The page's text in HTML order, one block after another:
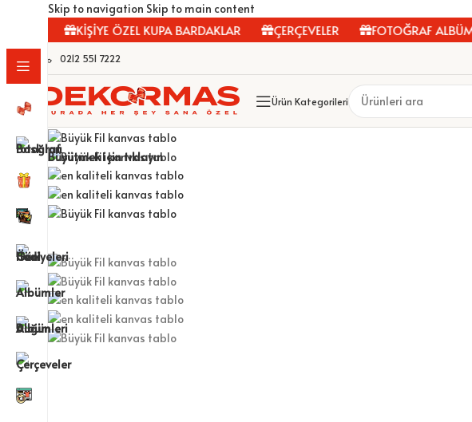
Skip to navigation Skip to main content
KİŞİYE ÖZEL KUPA BARDAKLAR ÇERÇEVELER FOTOĞRAF ALBÜMLERİ
0212 551 7222
Ürün Kategorileri
Büyütmek için tıklayın